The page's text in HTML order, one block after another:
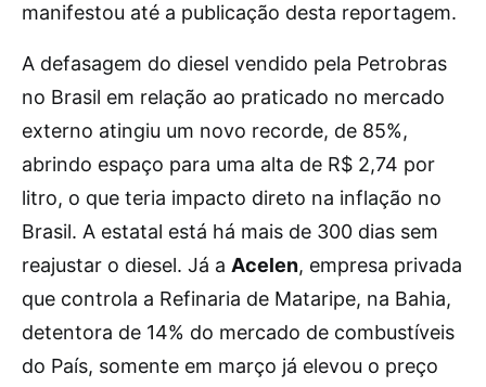
manifestou até a publicação desta reportagem.
A defasagem do diesel vendido pela Petrobras
no Brasil em relação ao praticado no mercado
externo atingiu um novo recorde, de 85%,
abrindo espaço para uma alta de R$ 2,74 por
litro, o que teria impacto direto na inflação no
Brasil. A estatal está há mais de 300 dias sem
reajustar o diesel. Já a Acelen, empresa privada
que controla a Refinaria de Mataripe, na Bahia,
detentora de 14% do mercado de combustíveis
do País, somente em março já elevou o preço